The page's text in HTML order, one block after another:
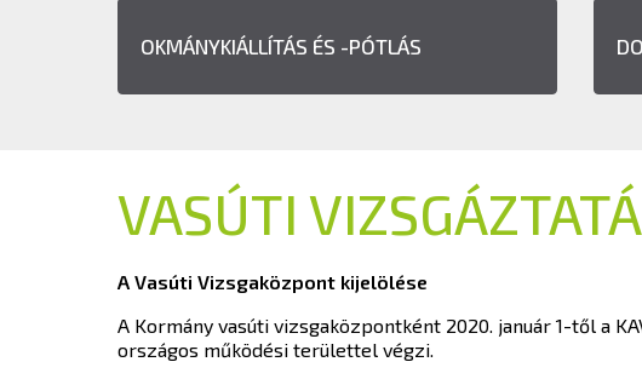
OKMÁNYKIÁLLÍTÁS ÉS -PÓTLÁS
VASÚTI
A Vasúti Vizsgaközpont kijelölése
A Kormány vasúti vizsgaközpontként 2020. január 1-től a
országos működési területtel végzi.